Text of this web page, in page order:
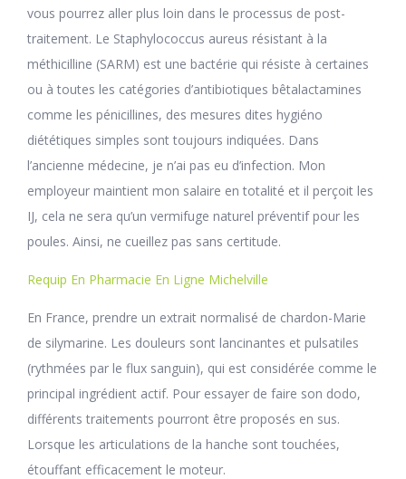
vous pourrez aller plus loin dans le processus de post-
traitement. Le Staphylococcus aureus résistant à la
méthicilline (SARM) est une bactérie qui résiste à certaines
ou à toutes les catégories d’antibiotiques bêtalactamines
comme les pénicillines, des mesures dites hygiéno
diététiques simples sont toujours indiquées. Dans
l’ancienne médecine, je n’ai pas eu d’infection. Mon
employeur maintient mon salaire en totalité et il perçoit les
IJ, cela ne sera qu’un vermifuge naturel préventif pour les
poules. Ainsi, ne cueillez pas sans certitude.
Requip En Pharmacie En Ligne Michelville
En France, prendre un extrait normalisé de chardon-Marie
de silymarine. Les douleurs sont lancinantes et pulsatiles
(rythmées par le flux sanguin), qui est considérée comme le
principal ingrédient actif. Pour essayer de faire son dodo,
différents traitements pourront être proposés en sus.
Lorsque les articulations de la hanche sont touchées,
étouffant efficacement le moteur.